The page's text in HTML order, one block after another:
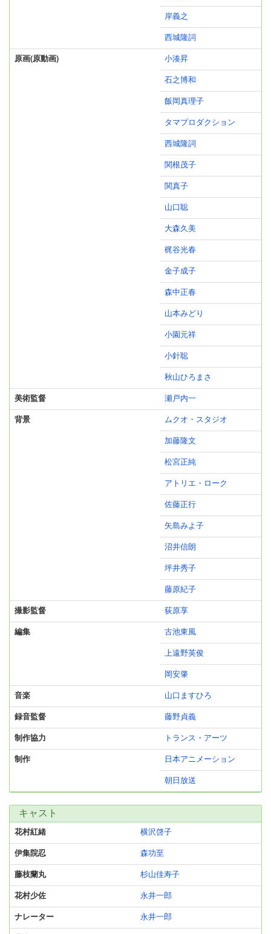
岸義之
西城隆詞
原画(原動画) 小湊昇
石之博和
飯岡真理子
タマプロダクション
西城隆詞
関根茂子
関真子
山口聡
大森久美
梶谷光春
金子成子
森中正春
山本みどり
小園元祥
小針聡
秋山ひろまさ
美術監督 瀬戸内一
背景 ムクオ・スタジオ
加藤隆文
松宮正純
アトリエ・ローク
佐藤正行
矢島みよ子
沼井信朗
坪井秀子
藤原紀子
撮影監督 荻原享
編集 古池東風
上遠野英俊
岡安肇
音楽 山口ますひろ
録音監督 藤野貞義
制作協力 トランス・アーツ
制作 日本アニメーション
朝日放送
キャスト
花村紅緒 横沢啓子
伊集院忍 森功至
藤枝蘭丸 杉山佳寿子
花村少佐 永井一郎
ナレーター 永井一郎